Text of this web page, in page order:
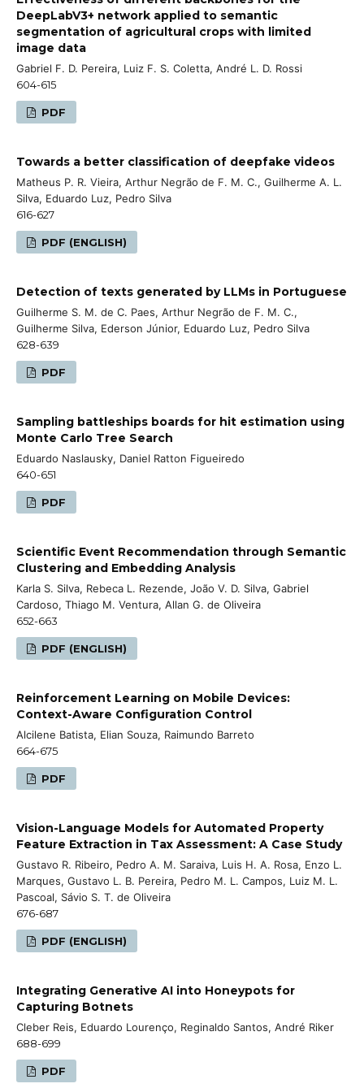
DeepLabV3+ network applied to semantic
segmentation of agricultural crops with limited
image data
Gabriel F. D. Pereira, Luiz F. S. Coletta, André L. D. Rossi
604-615
PDF
Towards a better classification of deepfake videos
Matheus P. R. Vieira, Arthur Negrão de F. M. C., Guilherme A. L.
Silva, Eduardo Luz, Pedro Silva
616-627
PDF (ENGLISH)
Detection of texts generated by LLMs in Portuguese
Guilherme S. M. de C. Paes, Arthur Negrão de F. M. C.,
Guilherme Silva, Ederson Júnior, Eduardo Luz, Pedro Silva
628-639
PDF
Sampling battleships boards for hit estimation using
Monte Carlo Tree Search
Eduardo Naslausky, Daniel Ratton Figueiredo
640-651
PDF
Scientific Event Recommendation through Semantic
Clustering and Embedding Analysis
Karla S. Silva, Rebeca L. Rezende, João V. D. Silva, Gabriel
Cardoso, Thiago M. Ventura, Allan G. de Oliveira
652-663
PDF (ENGLISH)
Reinforcement Learning on Mobile Devices:
Context-Aware Configuration Control
Alcilene Batista, Elian Souza, Raimundo Barreto
664-675
PDF
Vision-Language Models for Automated Property
Feature Extraction in Tax Assessment: A Case Study
Gustavo R. Ribeiro, Pedro A. M. Saraiva, Luis H. A. Rosa, Enzo L.
Marques, Gustavo L. B. Pereira, Pedro M. L. Campos, Luiz M. L.
Pascoal, Sávio S. T. de Oliveira
676-687
PDF (ENGLISH)
Integrating Generative AI into Honeypots for
Capturing Botnets
Cleber Reis, Eduardo Lourenço, Reginaldo Santos, André Riker
688-699
PDF